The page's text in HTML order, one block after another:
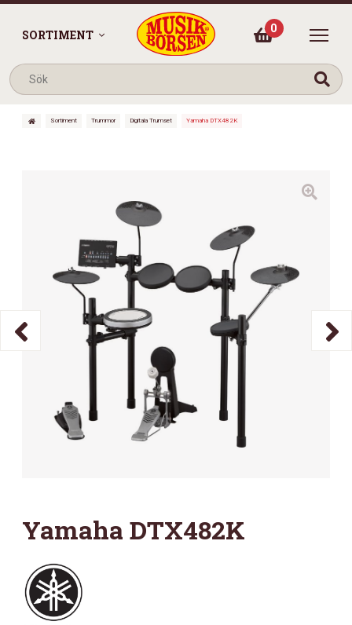
SORTIMENT 0
Sortiment Trummor Digitala Trumset Yamaha DTX482K
Yamaha DTX482K